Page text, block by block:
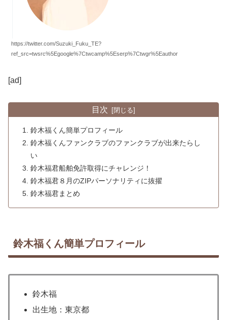
https://twitter.com/Suzuki_Fuku_TE?
ref_src=twsrc%5Egoogle%7Ctwcamp%5Eserp%7Ctwgr%5Eauthor
[ad]
目次
鈴木福くん簡単プロフィール
鈴木福くんファンクラブのファンクラブが出来たらし
い
鈴木福君船舶免許取得にチャレンジ！
鈴木福君８月のZIPパーソナリティに抜擢
鈴木福君まとめ
鈴木福くん簡単プロフィール
鈴木福
出生地：東京都